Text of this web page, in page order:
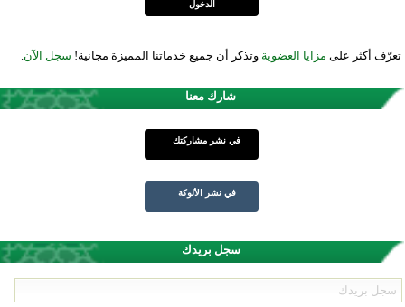
تعرّف أكثر على مزايا العضوية وتذكر أن جميع خدماتنا المميزة مجانية! سجل الآن.
شارك معنا
في نشر مشاركتك
في نشر الألوكة
سجل بريدك